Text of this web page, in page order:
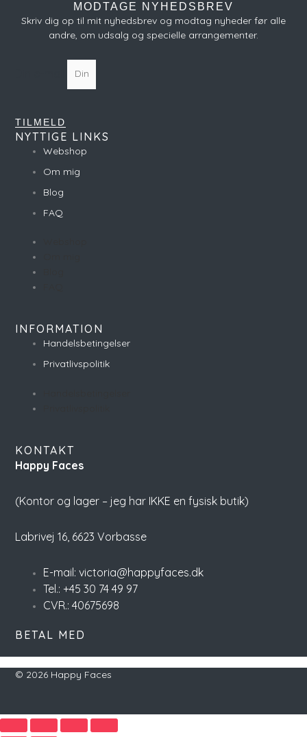
MODTAGE NYHEDSBREV
Skriv dig op til mit nyhedsbrev og modtag nyheder før alle
andre, om udsalg og specielle arrangementer.
TILMELD
NYTTIGE LINKS
Webshop
Om mig
Blog
FAQ
INFORMATION
Handelsbetingelser
Privatlivspolitik
KONTAKT
Happy Faces
(Kontor og lager – jeg har IKKE en fysisk butik)
Labrivej 16, 6623 Vorbasse
E-mail: victoria@happyfaces.dk
Tel.: +45 30 74 49 97
CVR.: 40675698
BETAL MED
© 2026 Happy Faces